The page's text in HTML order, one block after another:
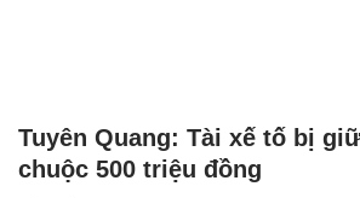
Tuyên Quang: Tài xế tố bị
chuộc 500 triệu đồng